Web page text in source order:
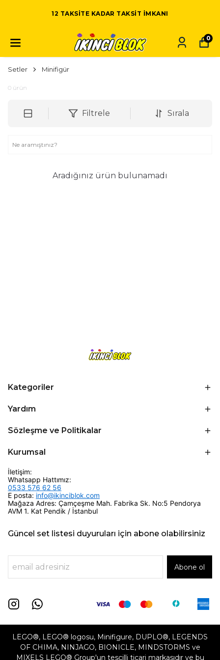
12 TAKSITE KADAR TAKSIT IMKANI
0
Setler Minifigür
0 ürün
Filtrele Sırala
Aradığınız ürün bulunamadı
Kategoriler
Yardım
Sözleşme ve Politikalar
Kurumsal
İletişim:
Whatsapp Hattımız:
0533 576 62 56
E posta: info@ikinciblok.com
Mağaza Adres: Çamçeşme Mah. Fabrika Sk. No:5 Pendorya
AVM 1. Kat Pendik / İstanbul
Güncel set listesi duyuruları için abone olabilirsiniz
Abone ol
LEGO®, LEGO® logosu, Minifigure, DUPLO®, LEGENDS
OF CHIMA, NINJAGO, BIONICLE, MINDSTORMS ve
MIXELS LEGO® Group'un tescilli ticari markasıdır ve bu